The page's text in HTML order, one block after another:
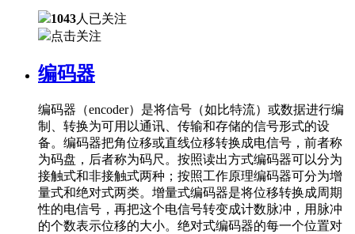
1043人已关注
点击关注
编码器
编码器（encoder）是将信号（如比特流）或数据进行编
制、转换为可用以通讯、传输和存储的信号形式的设
备。编码器把角位移或直线位移转换成电信号，前者称
为码盘，后者称为码尺。按照读出方式编码器可以分为
接触式和非接触式两种；按照工作原理编码器可分为增
量式和绝对式两类。增量式编码器是将位移转换成周期
性的电信号，再把这个电信号转变成计数脉冲，用脉冲
的个数表示位移的大小。绝对式编码器的每一个位置对